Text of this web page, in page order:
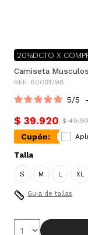
20%DCTO X
Camiseta
REF. 60091798
5/5
$ 39.920 $
Cupón:
Talla
S M L XL
Guia de tallas